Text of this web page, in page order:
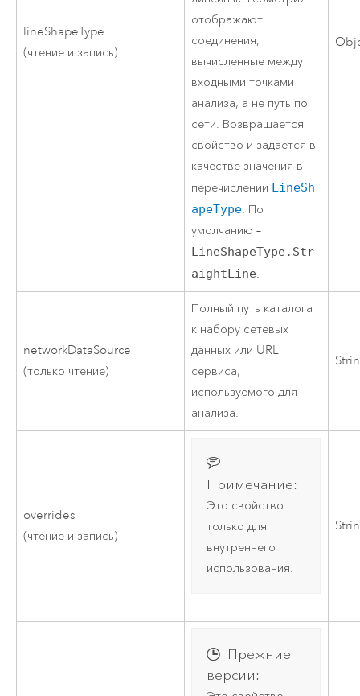
lineShapeType
(чтение и запись)
отображают
соединения,
вычисленные между
входными точками
анализа, а не путь по
сети. Возвращается
свойство и задается в
качестве значения в
перечислении LineSh
apeType. По
умолчанию –
LineShapeType.Str
aightLine.
networkDataSource
(только чтение)
Полный путь каталога
к набору сетевых
данных или URL
сервиса,
используемого для
анализа.
overrides
(чтение и запись)
Примечание:
Это свойство
только для
внутреннего
использования.
Прежние
версии: